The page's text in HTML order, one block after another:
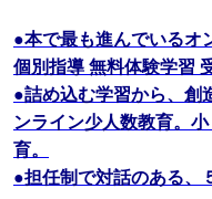
●本で最も進んでいる
個別指導 無料体験学習
●詰め込む学習から、創
ンライン少人数教育。
育。
●担任制で対話のある、